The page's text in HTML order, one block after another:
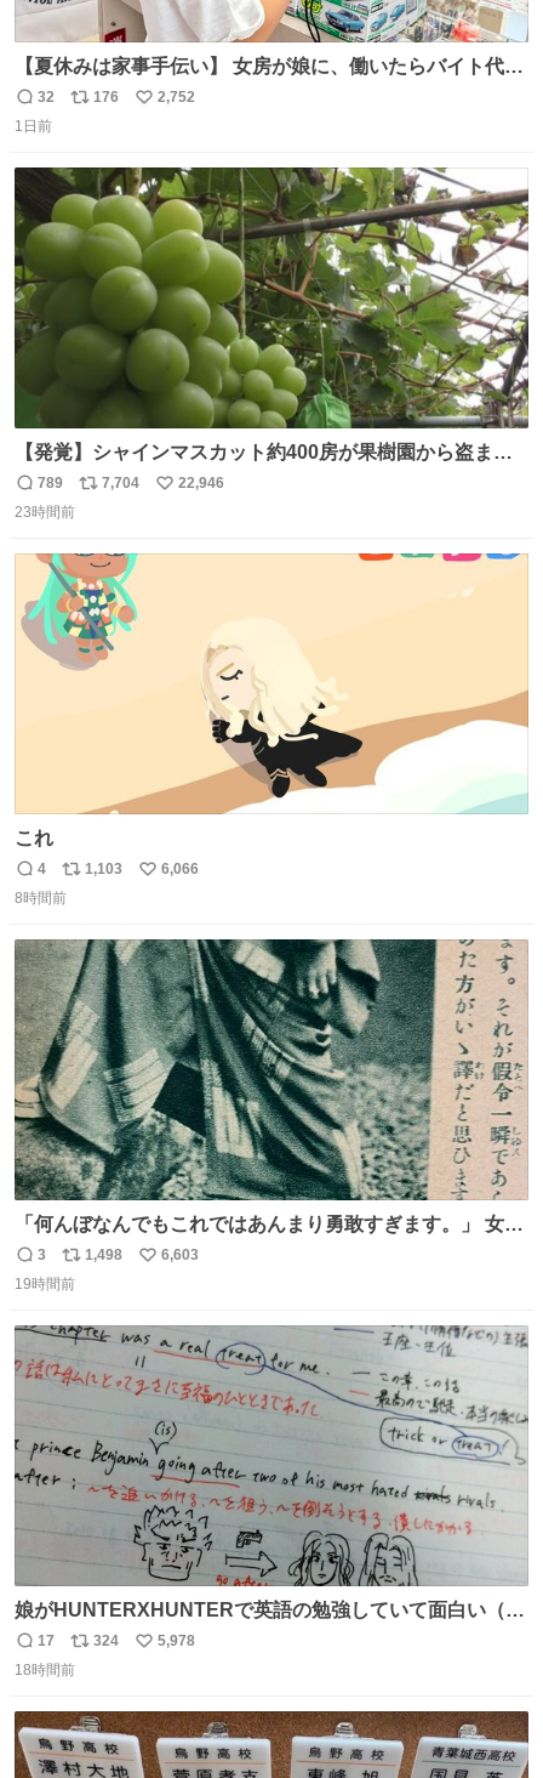
【夏休みは家事手伝い】 女房が娘に、働いたらバイト代も
らえば？と言ったら、娘は、いらない、と言って黙々と働
いてくれました。 あとでソフトクリーム買ってやろうと思
返
信
32
リ
ト
数
176
い
数
2,752
1日前
【発覚】シャインマスカット約400房が果樹園から盗まれ
る 栃木・佐野市 news.livedoor.com/article/detail… 被害
に遭った果樹園には防犯カメラなどはなく、シャインマス
今年に入って同様の被害は確認されておらず、警察はパト
ロールを強化する。
返
信
789
リ
ト
数
7,704
い
22,946
23時間前
これ
返
信
4
リ
ポ
ト
数
1,103
い
数
6,066
8時間前
「何んぼなんでもこれではあんまり勇敢すぎます。」 女性
の立ち振る舞い指南コーナーで、大股を「下品」や「はし
たない」という言葉を使わず「勇敢すぎます」と洒落っ気
っていきたい… （昭和4年婦人倶楽部新年号より）
返
信
3
リ
ポ
ト
数
1,498
い
数
6,603
19時間前
娘がHUNTERXHUNTERで英語の勉強していて面白い（娘
の許可済み）
返
信
17
リ
ポ
ト
数
324
い
数
5,978
18時間前